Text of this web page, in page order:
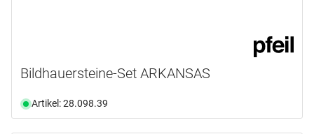
Bildhauersteine-Set ARKANSAS
Artikel: 28.098.39